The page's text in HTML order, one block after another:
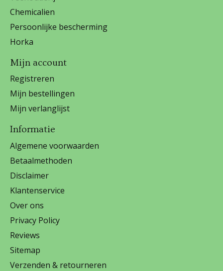
Chemicalien
Persoonlijke bescherming
Horka
Mijn account
Registreren
Mijn bestellingen
Mijn verlanglijst
Informatie
Algemene voorwaarden
Betaalmethoden
Disclaimer
Klantenservice
Over ons
Privacy Policy
Reviews
Sitemap
Verzenden & retourneren